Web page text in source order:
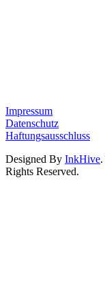
Impressum
Datenschutz
Haftungsausschluss
Designed By InkHive.
Rights Reserved.